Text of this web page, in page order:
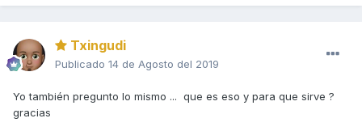
Txingudi
Publicado 14 de Agosto del 2019
Yo también pregunto lo mismo ... que es eso y para que sirve ?
gracias